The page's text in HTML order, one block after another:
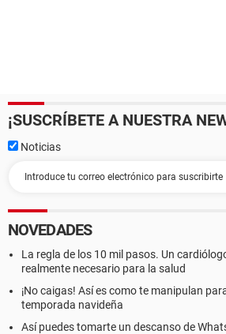
¡SUSCRÍBETE A NUESTRA
Noticias
NOVEDADES
La regla de los 10 mil pasos. Un
realmente necesario para la salud
¡No caigas! Así es como te manipulan
temporada navideña
Así puedes tomarte un descanso de